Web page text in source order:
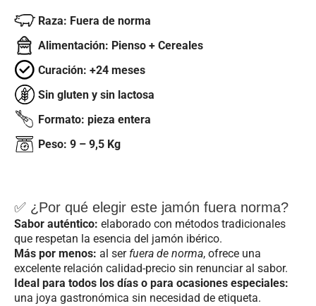
Raza: Fuera de norma
Alimentación: Pienso + Cereales
Curación: +24 meses
Sin gluten y sin lactosa
Formato: pieza entera
Peso: 9 – 9,5 Kg
✅ ¿Por qué elegir este jamón fuera norma?
Sabor auténtico: elaborado con métodos tradicionales
que respetan la esencia del jamón ibérico.
Más por menos: al ser fuera de norma, ofrece una
excelente relación calidad-precio sin renunciar al sabor.
Ideal para todos los días o para ocasiones especiales:
una joya gastronómica sin necesidad de etiqueta.